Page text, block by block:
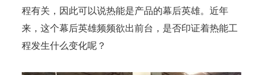
程有关，因此可以说热能是产品的幕后英雄。近年
来，这个幕后英雄频频欲出前台，是否印证着热能工
程发生什么变化呢？